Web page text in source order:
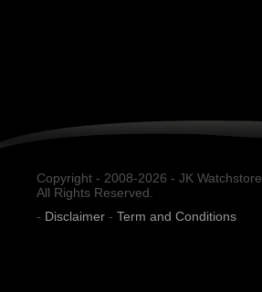
Copyright - 2008-2026 - JK Watchstore.
All Rights Reserved.
- Disclaimer - Term and Conditions